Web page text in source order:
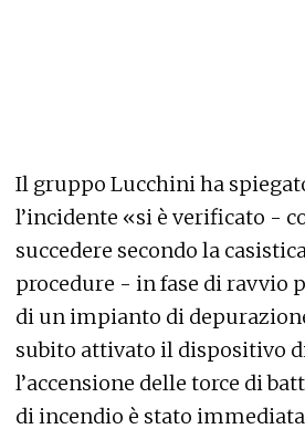
Il gruppo Lucchini ha
l’incidente «si è verificato -
succedere secondo la
procedure - in fase di ravvio
di un impianto di
subito attivato il dispositivo
l’accensione delle torce di
di incendio è stato